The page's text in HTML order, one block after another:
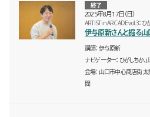
2025年8月17日（日）
終了
ARTIST in ARCADE vol.3：ひ
伊与原新さんと掘る
講師 伊与原新
ナビゲーター ひがしちか
会場 山口市中心商店街 太
間